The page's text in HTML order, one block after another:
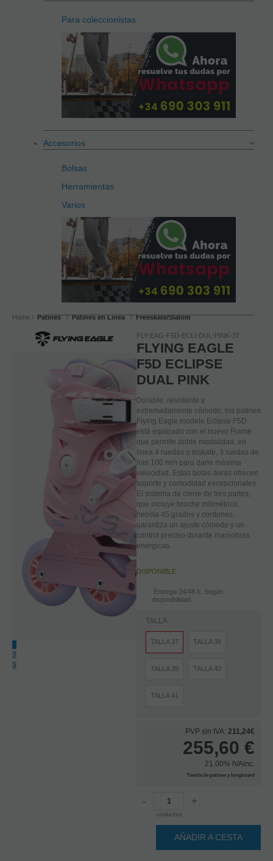
Para coleccionistas
Accesorios
Bolsas
Herramientas
Varios
Home Patines Patines en Linea Freeskate/Slalom
2
3
FLY-EAG-F5D-ECLI-DUL-PINK-37
FLYING EAGLE
F5D ECLIPSE
DUAL PINK
Durable, resistente y
extremadamente cómodo, los patines
Flying Eagle modelo Eclipse F5D
está equipado con el nuevo Frame
que permite doble modalidad, en
linea 4 ruedas o triskate, 3 ruedas de
has 100 mm para darle máxima
velocidad. Estas botas duras ofrecen
soporte y comodidad excepcionales.
El sistema de cierre de tres partes,
que incluye broche milimétrico,
hebilla 45 grados y cordones,
garantiza un ajuste cómodo y un
control preciso durante maniobras
enérgicas.
DISPONIBLE
Entrega 24/48 h. Según
disponibilidad.
TALLA
TALLA 37 TALLA 38
TALLA 39 TALLA 40
TALLA 41
PVP sin IVA: 211,24€
255,60 €
21.00% IVAinc.
Tienda de patines y longboard
-
unidades
+
AÑADIR A CESTA